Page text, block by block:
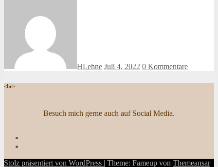
HLehne Juli 4, 2022 0 Kommentare
<br>
Besuch mich gerne auch auf Social Media.
Stolz präsentiert von WordPress | Theme: Fameup von Themeansar